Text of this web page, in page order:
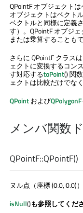
QPointF オブジェクト
オブジェクトはベクト
ベクトルと同様に定義
す）。QPointF オブジェ
または乗算することも
さらに QPointF クラスは
ェクトに変換するコン
す対応するtoPoint() 関
ェクトは比較だけでな
QPointおよびQPolygonF
メンバ関数
QPointF::QPointF()
ヌル点（座標 (0.0, 0.0)
isNull()も参照してくだ